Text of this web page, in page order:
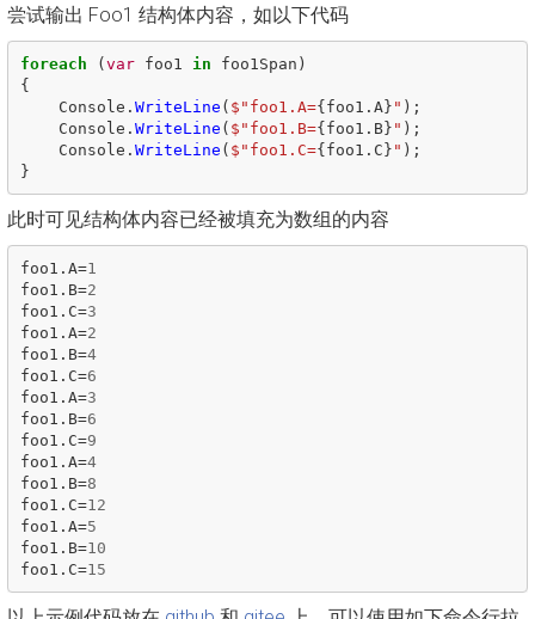
尝试输出 Foo1 结构体内容，如以下代码
foreach (var foo1 in foo1Span )
{
Console . WriteLine ( $"foo1.A={foo1 . A} " );
Console . WriteLine ( $"foo1.B={foo1 . B} " );
Console . WriteLine ( $"foo1.C={foo1 . C} " );
}
此时可见结构体内容已经被填充为数组的内容
foo1 . A=1
foo1 . B=2
foo1 . C=3
foo1 . A=2
foo1 . B=4
foo1 . C=6
foo1 . A=3
foo1 . B=6
foo1 . C=9
foo1 . A=4
foo1 . B=8
foo1 . C=12
foo1 . A=5
foo1 . B=10
foo1 . C=15